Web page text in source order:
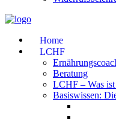
Home
LCHF
Beratung
LCHF – Was ist
Basiswissen: